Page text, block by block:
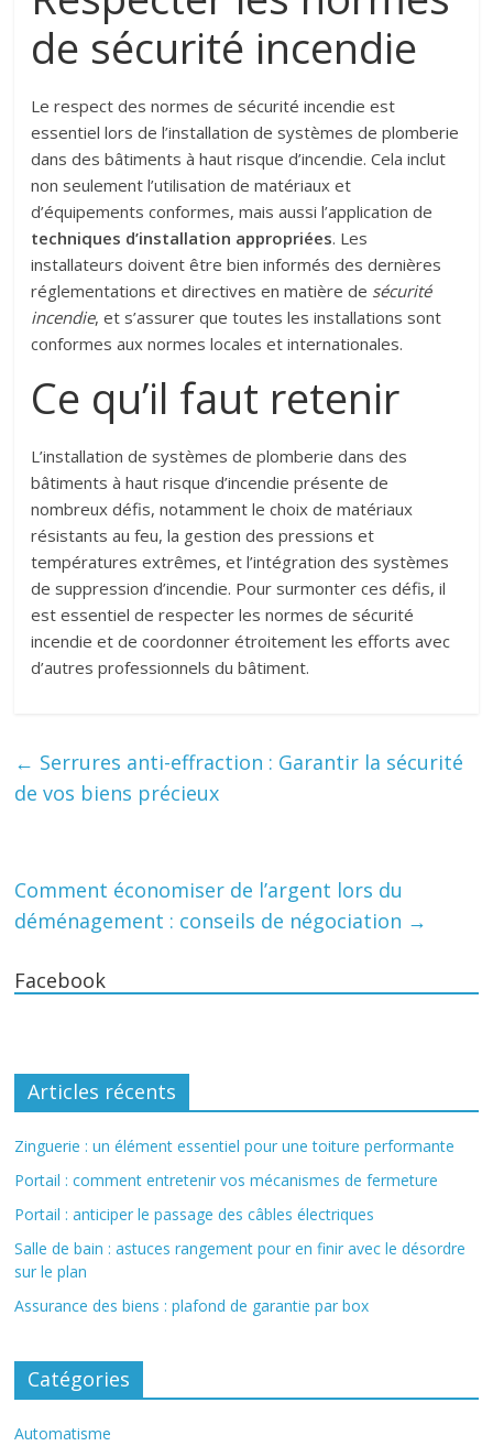
de sécurité incendie
Le respect des normes de sécurité incendie est
essentiel lors de l’installation de systèmes de plomberie
dans des bâtiments à haut risque d’incendie. Cela inclut
non seulement l’utilisation de matériaux et
d’équipements conformes, mais aussi l’application de
techniques d’installation appropriées. Les
installateurs doivent être bien informés des dernières
réglementations et directives en matière de sécurité
incendie, et s’assurer que toutes les installations sont
conformes aux normes locales et internationales.
Ce qu’il faut retenir
L’installation de systèmes de plomberie dans des
bâtiments à haut risque d’incendie présente de
nombreux défis, notamment le choix de matériaux
résistants au feu, la gestion des pressions et
températures extrêmes, et l’intégration des systèmes
de suppression d’incendie. Pour surmonter ces défis, il
est essentiel de respecter les normes de sécurité
incendie et de coordonner étroitement les efforts avec
d’autres professionnels du bâtiment.
← Serrures anti-effraction : Garantir la sécurité
de vos biens précieux
Comment économiser de l’argent lors du
déménagement : conseils de négociation →
Facebook
Articles récents
Zinguerie : un élément essentiel pour une toiture performante
Portail : comment entretenir vos mécanismes de fermeture
Portail : anticiper le passage des câbles électriques
Salle de bain : astuces rangement pour en finir avec le désordre
sur le plan
Assurance des biens : plafond de garantie par box
Catégories
Automatisme